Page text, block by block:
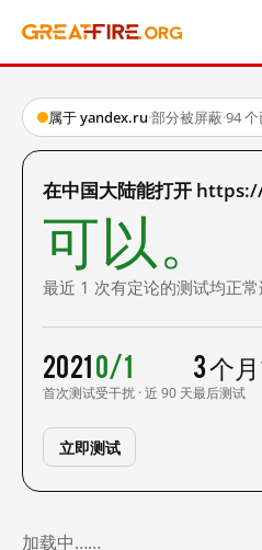
属于 yandex.ru·部分被屏蔽·94
在中国大陆能打开
可以。
最近 1 次有定论的测试均正常
2021
首次测试
0/1
受干扰 · 近 90 天
3 个
最后测试
立即测试
加载中……